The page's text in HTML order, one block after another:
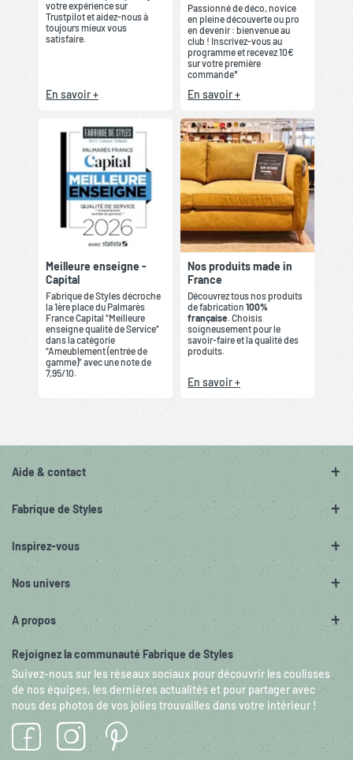
votre expérience sur
Trustpilot et aidez-nous à
toujours mieux vous
satisfaire.
En savoir +
Passionné de déco, novice
en pleine découverte ou pro
en devenir : bienvenue au
club ! Inscrivez-vous au
programme et recevez 10€
sur votre première
commande*
En savoir +
Meilleure enseigne -
Capital
Fabrique de Styles décroche
la 1ère place du Palmarès
France Capital “Meilleure
enseigne qualité de Service”
dans la catégorie
“Ameublement (entrée de
gamme)” avec une note de
7,95/10.
Nos produits made in
France
Découvrez tous nos produits
de fabrication 100%
française. Choisis
soigneusement pour le
savoir-faire et la qualité des
produits.
En savoir +
Aide & contact
Fabrique de Styles
Inspirez-vous
Nos univers
A propos
Rejoignez la communauté Fabrique de Styles
Suivez-nous sur les réseaux sociaux pour découvrir les coulisses
de nos équipes, les dernières actualités et pour partager avec
nous des photos de vos jolies trouvailles dans votre intérieur !